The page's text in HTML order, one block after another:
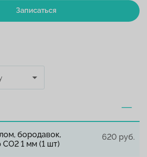
Записаться
бородавок,
СО2 1 мм (1 шт)
620 руб.